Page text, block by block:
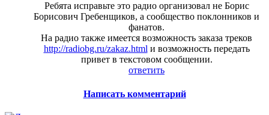
Ребята исправьте это радио организовал не Борис
Борисович Гребенщиков, а сообщество поклонников и
фанатов.
На радио также имеется возможность заказа треков
http://radiobg.ru/zakaz.html и возможность передать
привет в текстовом сообщении.
ответить
Написать комментарий